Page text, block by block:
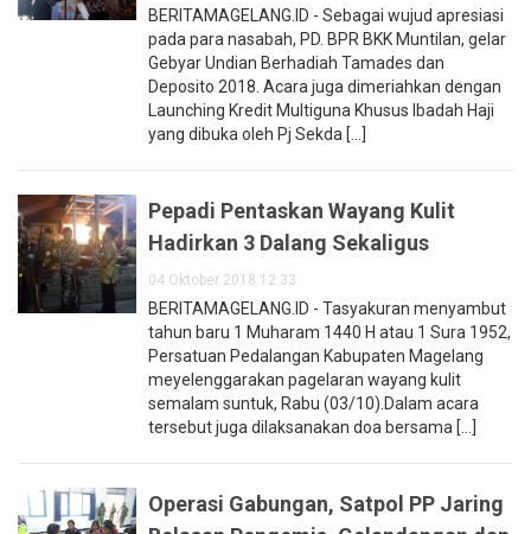
BERITAMAGELANG.ID - Sebagai wujud apresiasi
pada para nasabah, PD. BPR BKK Muntilan, gelar
Gebyar Undian Berhadiah Tamades dan
Deposito 2018. Acara juga dimeriahkan dengan
Launching Kredit Multiguna Khusus Ibadah Haji
yang dibuka oleh Pj Sekda [...]
Pepadi Pentaskan Wayang Kulit
Hadirkan 3 Dalang Sekaligus
04 Oktober 2018 12:33
BERITAMAGELANG.ID - Tasyakuran menyambut
tahun baru 1 Muharam 1440 H atau 1 Sura 1952,
Persatuan Pedalangan Kabupaten Magelang
meyelenggarakan pagelaran wayang kulit
semalam suntuk, Rabu (03/10).Dalam acara
tersebut juga dilaksanakan doa bersama [...]
Operasi Gabungan, Satpol PP Jaring